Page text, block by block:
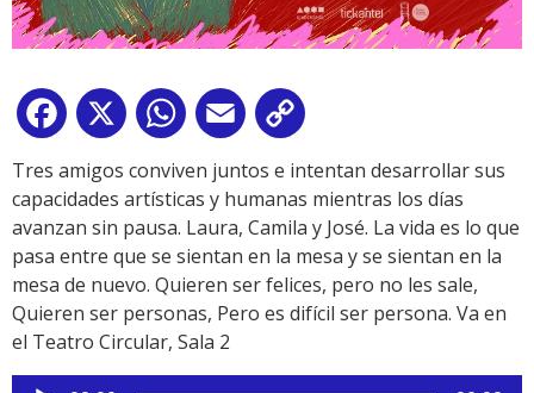
Facebook
X WhatsApp
Email
Link
Tres amigos conviven juntos e intentan desarrollar sus
capacidades artísticas y humanas mientras los días
avanzan sin pausa. Laura, Camila y José. La vida es lo que
pasa entre que se sientan en la mesa y se sientan en la
mesa de nuevo. Quieren ser felices, pero no les sale,
Quieren ser personas, Pero es difícil ser persona. Va en
el Teatro Circular, Sala 2